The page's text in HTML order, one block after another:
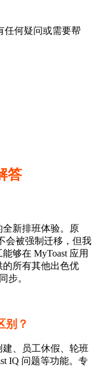
任何疑问或需要帮
答
全新排班体验。原
会被强制迁移，但我
够在 MyToast 应用
所有其他出色优
步。
别？
、员工休假、轮班
IQ 问题等功能。专